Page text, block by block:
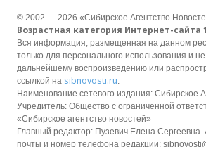
© 2002 — 2026 «Сибирское Агентство
Возрастная категория Интернет-сайта
Вся информация, размещенная на данном
только для персонального использования и
дальнейшему воспроизведению или
ссылкой на sibnovosti.ru
Наименование сетевого издания: Сибирское
Учредитель: Общество с ограниченной
«Сибирское агентство новостей»
Главный редактор: Пузевич Елена Сергеевна.
почты и номер телефона редакции: